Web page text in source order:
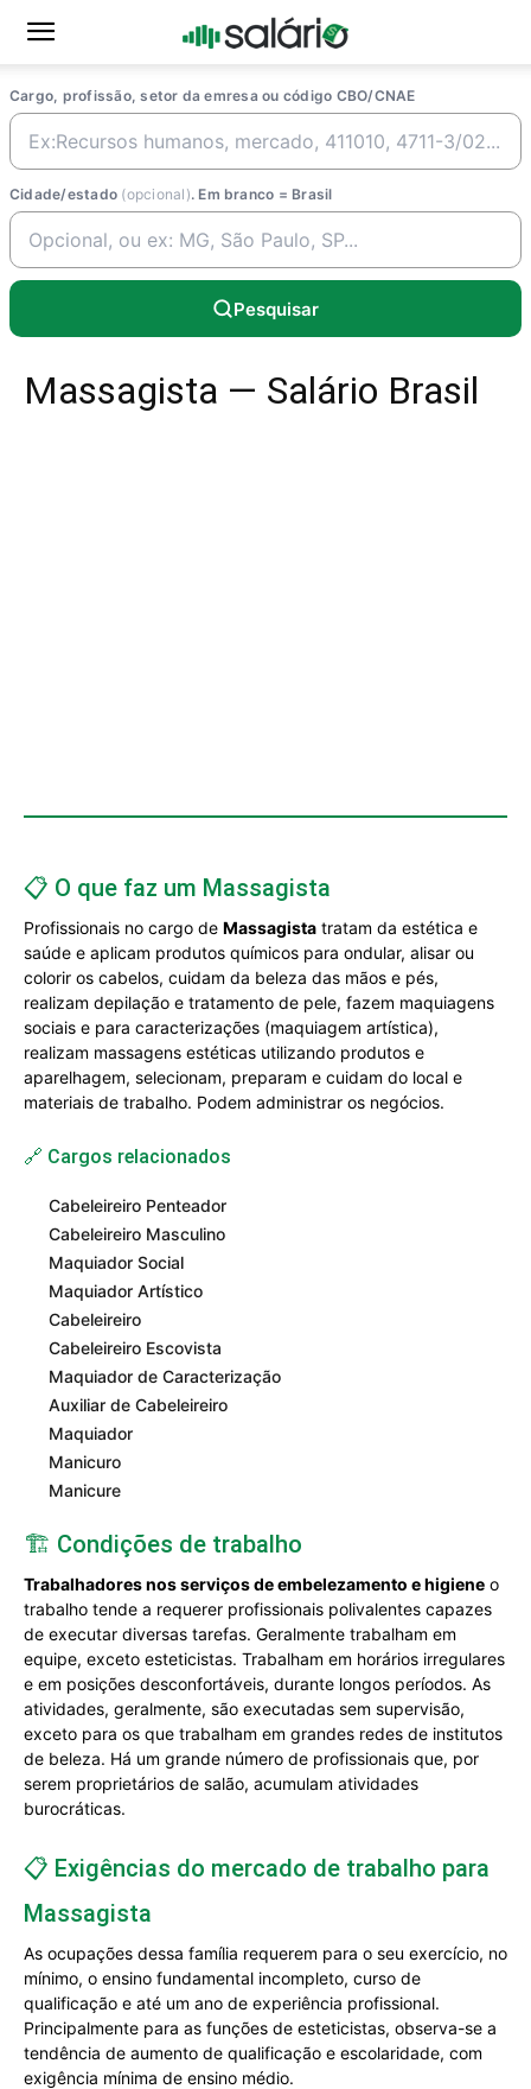
Cargo, profissão, setor da emresa ou código CBO/CNAE
Cidade/estado (opcional). Em branco = Brasil
Pesquisar
Massagista — Salário Brasil
📋 O que faz um Massagista
Profissionais no cargo de Massagista tratam da estética e
saúde e aplicam produtos químicos para ondular, alisar ou
colorir os cabelos, cuidam da beleza das mãos e pés,
realizam depilação e tratamento de pele, fazem maquiagens
sociais e para caracterizações (maquiagem artística),
realizam massagens estéticas utilizando produtos e
aparelhagem, selecionam, preparam e cuidam do local e
materiais de trabalho. Podem administrar os negócios.
🔗 Cargos relacionados
Cabeleireiro Penteador
Cabeleireiro Masculino
Maquiador Social
Maquiador Artístico
Cabeleireiro
Cabeleireiro Escovista
Maquiador de Caracterização
Auxiliar de Cabeleireiro
Maquiador
Manicuro
Manicure
🏗️ Condições de trabalho
Trabalhadores nos serviços de embelezamento e higiene o
trabalho tende a requerer profissionais polivalentes capazes
de executar diversas tarefas. Geralmente trabalham em
equipe, exceto esteticistas. Trabalham em horários irregulares
e em posições desconfortáveis, durante longos períodos. As
atividades, geralmente, são executadas sem supervisão,
exceto para os que trabalham em grandes redes de institutos
de beleza. Há um grande número de profissionais que, por
serem proprietários de salão, acumulam atividades
burocráticas.
📋 Exigências do mercado de trabalho para
Massagista
As ocupações dessa família requerem para o seu exercício, no
mínimo, o ensino fundamental incompleto, curso de
qualificação e até um ano de experiência profissional.
Principalmente para as funções de esteticistas, observa-se a
tendência de aumento de qualificação e escolaridade, com
exigência mínima de ensino médio.